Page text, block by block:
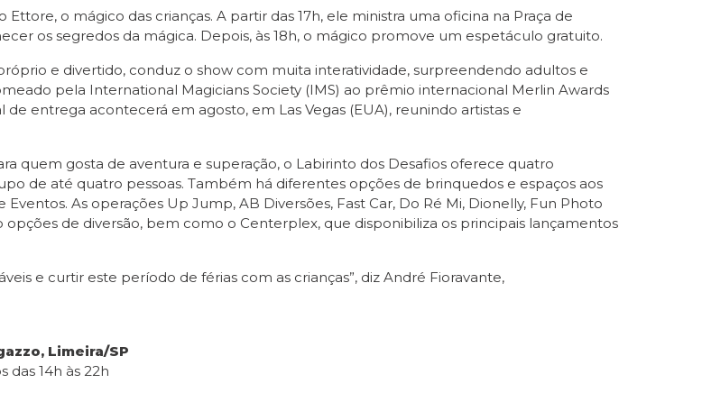
o mágico das crianças. A partir das 17h, ele ministra uma oficina na Praça de
os segredos da mágica. Depois, às 18h, o mágico promove um espetáculo gratuito.
e divertido, conduz o show com muita interatividade, surpreendendo adultos e
pela International Magicians Society (IMS)⁠ ao prêmio internacional Merlin Awards
de entrega acontecerá em agosto, em Las Vegas (EUA), reunindo artistas e
quem gosta de aventura e superação, o Labirinto dos Desafios oferece quatro
de até quatro pessoas. Também há diferentes opções de brinquedos e espaços aos
As operações Up Jump, AB Diversões, Fast Car, Do Ré Mi, Dionelly, Fun Photo
de diversão, bem como o Centerplex, que disponibiliza os principais lançamentos
e curtir este período de férias com as crianças”, diz André Fioravante,
Limeira/SP
das 14h às 22h